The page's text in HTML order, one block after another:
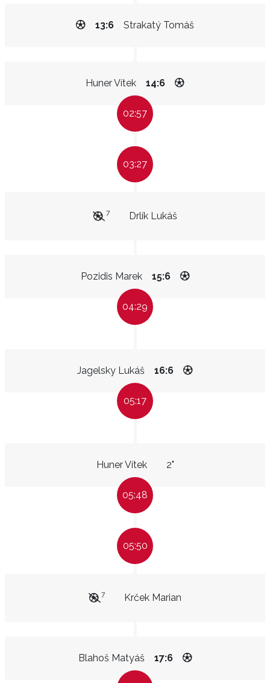
Strakatý Tomáš
13:6
Huner Vítek 14:6
02:57
03:27
Drlík Lukáš
7
Pozidis Marek 15:6
04:29
Jagelsky Lukáš 16:6
05:17
Huner Vítek 2"
05:48
05:50
Krček Marian
7
Blahoš Matyáš 17:6